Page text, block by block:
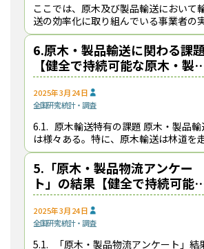
ここでは、原木及び製品輸送において
送の効率化に取り組んでいる事業者の
る。 原木輸送では、業界団体による連携強化と要望活
動、遠隔地輸送を可能にする拠点展開
6.原木・製品輸送に関わる課
【健全で持続可能な原木・製
輸送の発展に向けて】
2025年3月24日
全国研究統計・調査
6.1. 原木輸送特有の課題 原木・製品輸送に関わる課題
は様々ある。特に、原木輸送は林道を
もあり、製品や一般貨物などと異なっ
こでは、原木
5.「原木・製品物流アンケー
ト」の結果【健全で持続可能
原木・製品輸送の発展に向け
て】
2025年3月24日
全国研究統計・調査
5.1. 「原木・製品物流アンケート」結果の